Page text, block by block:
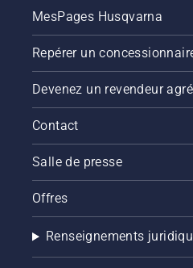
MesPages Husqvarna
Repérer un
Devenez un revendeur
Contact
Salle de presse
Offres
Renseignements